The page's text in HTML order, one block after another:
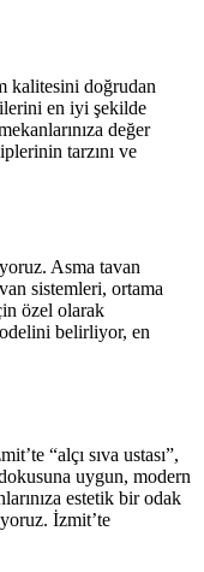
kalitesini doğrudan
en iyi şekilde
değer
tarzını ve
Asma tavan
sistemleri, ortama
özel olarak
belirliyor, en
“alçı sıva ustası”,
uygun, modern
estetik bir odak
İzmit’te